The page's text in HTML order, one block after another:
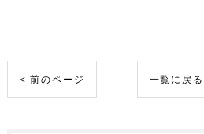
< 前のページ 一覧に戻る